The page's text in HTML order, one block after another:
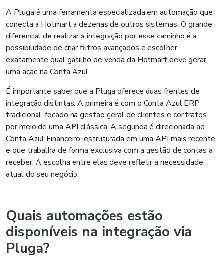
A Pluga é uma ferramenta especializada em automação que
conecta a Hotmart a dezenas de outros sistemas. O grande
diferencial de realizar a integração por esse caminho é a
possibilidade de criar filtros avançados e escolher
exatamente qual gatilho de venda da Hotmart deve gerar
uma ação na Conta Azul.
É importante saber que a Pluga oferece duas frentes de
integração distintas. A primeira é com o Conta Azul ERP
tradicional, focado na gestão geral de clientes e contratos
por meio de uma API clássica. A segunda é direcionada ao
Conta Azul Financeiro, estruturada em uma API mais recente
e que trabalha de forma exclusiva com a gestão de contas a
receber. A escolha entre elas deve refletir a necessidade
atual do seu negócio.
Quais automações estão
disponíveis na integração via
Pluga?